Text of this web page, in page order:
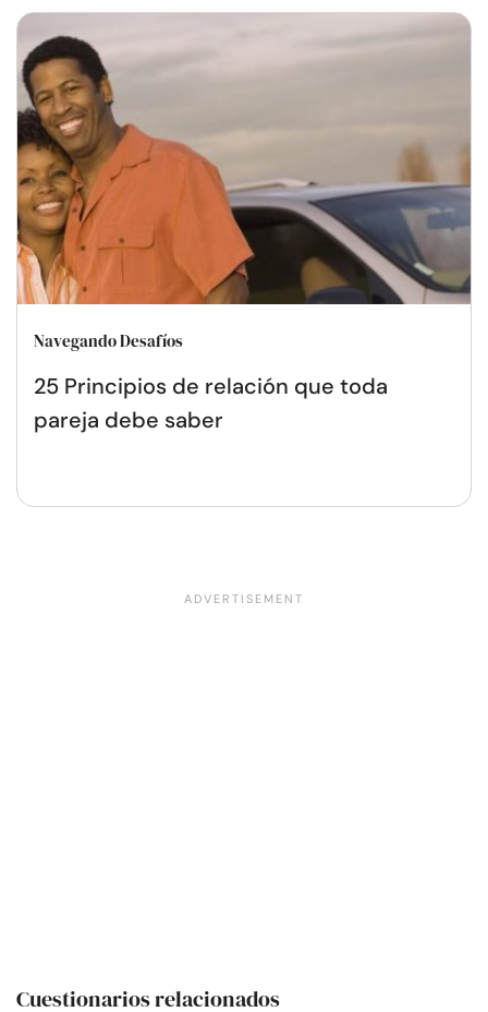
Navegando Desafíos
25 Principios de relación que toda
pareja debe saber
Cuestionarios relacionados